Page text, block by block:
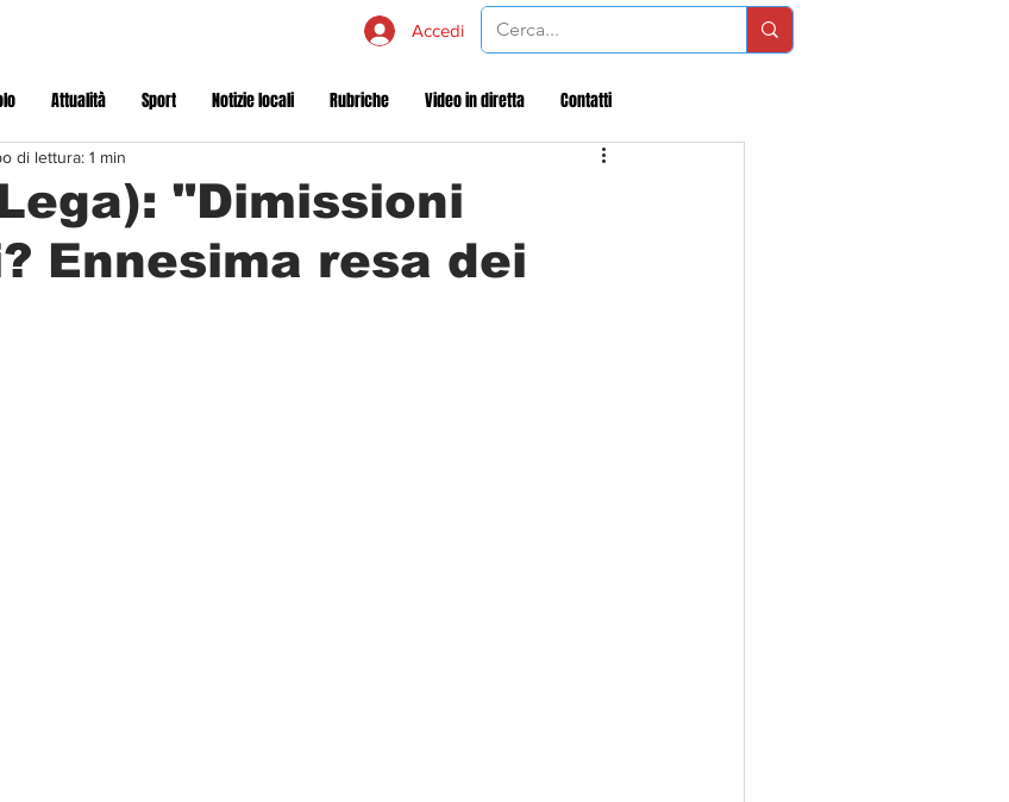
Accedi
Attualità Sport Notizie locali Rubriche Video in diretta Contatti
"Dimissioni
Ennesima resa dei
di lettura: 1 min